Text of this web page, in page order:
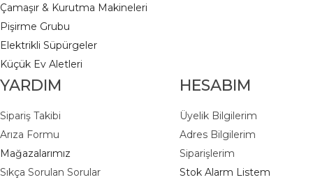
Çamaşır & Kurutma Makineleri
Pişirme Grubu
Elektrikli Süpürgeler
Küçük Ev Aletleri
YARDIM
Sipariş Takibi
Arıza Formu
Mağazalarımız
Sıkça Sorulan Sorular
HESABIM
Üyelik Bilgilerim
Adres Bilgilerim
Siparişlerim
Stok Alarm Listem